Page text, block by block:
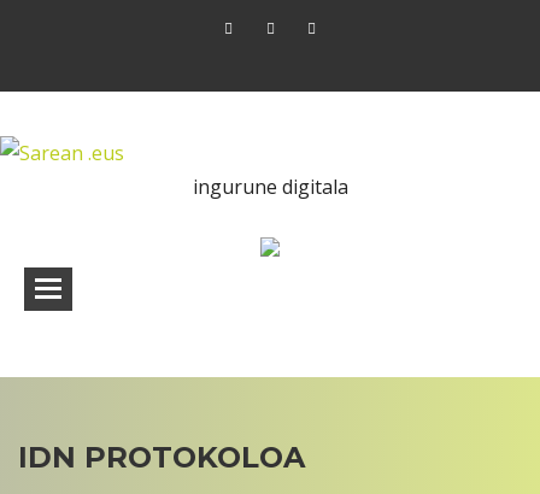
ingurune digitala
IDN PROTOKOLOA